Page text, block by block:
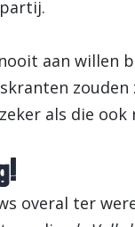
aan willen
als die ook
overal ter